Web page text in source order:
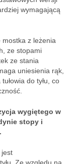
wymagającą
z leżenia
ze stopami
ze stania
uniesienia rąk,
do tyłu, co
wygiętego w
stopy i
jest